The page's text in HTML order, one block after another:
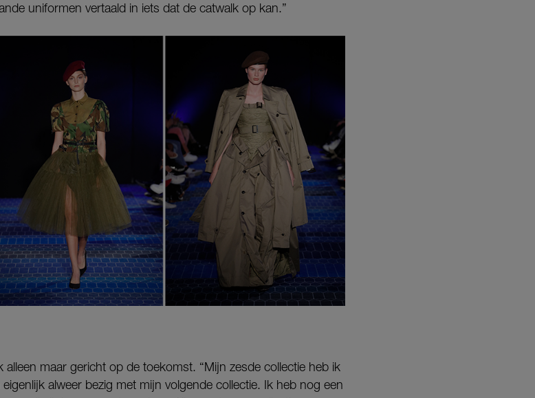
uniformen vertaald in iets dat de catwalk op kan.”
maar gericht op de toekomst. “Mijn zesde collectie heb ik
alweer bezig met mijn volgende collectie. Ik heb nog een